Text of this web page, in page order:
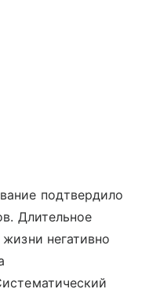
подтвердило
Длительное
негативно